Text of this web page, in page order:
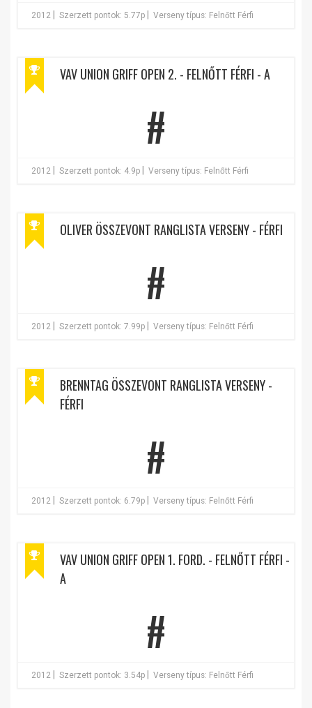
2012 Szerzett pontok: 5.77p Verseny típus: Felnőtt Férfi
VAV UNION GRIFF OPEN 2. - FELNŐTT FÉRFI - A
#
2012 Szerzett pontok: 4.9p Verseny típus: Felnőtt Férfi
OLIVER ÖSSZEVONT RANGLISTA VERSENY - FÉRFI
#
2012 Szerzett pontok: 7.99p Verseny típus: Felnőtt Férfi
BRENNTAG ÖSSZEVONT RANGLISTA VERSENY -
FÉRFI
#
2012 Szerzett pontok: 6.79p Verseny típus: Felnőtt Férfi
VAV UNION GRIFF OPEN 1. FORD. - FELNŐTT FÉRFI -
A
#
2012 Szerzett pontok: 3.54p Verseny típus: Felnőtt Férfi